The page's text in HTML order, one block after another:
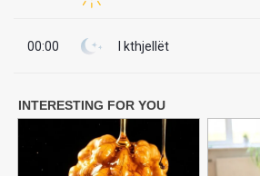
00:00 I kthjellët